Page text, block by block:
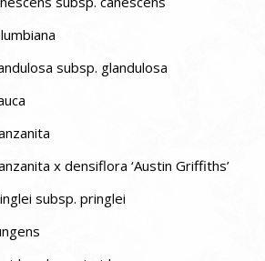
subsp. glandulosa
x densiflora ‘Austin Griffiths’
subsp. pringlei